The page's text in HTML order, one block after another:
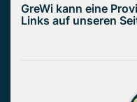
GreWi kann eine
Links auf unseren